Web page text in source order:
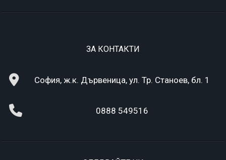
ЗА КОНТАКТИ
София, ж.к. Дървеница, ул. Тр. Станоев, бл. 1
0888 549516